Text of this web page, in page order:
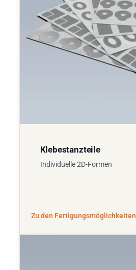
Klebestanzteile
Individuelle 2D-Formen
Zu den Fertigungsmöglichkeiten